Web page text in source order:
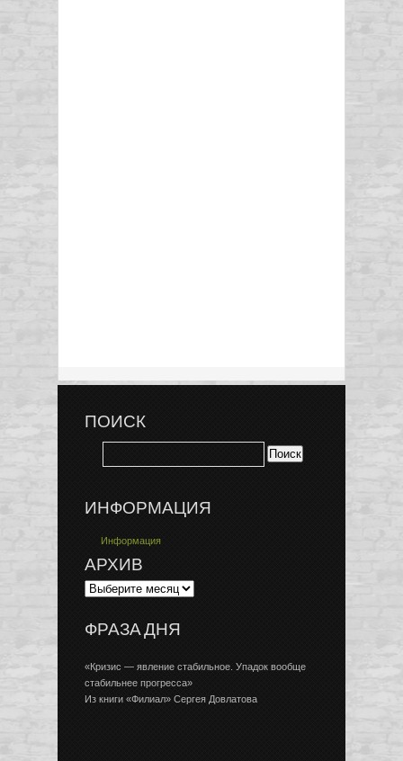
ПОИСК
ИНФОРМАЦИЯ
Информация
АРХИВ
ФРАЗА ДНЯ
«Кризис — явление стабильное. Упадок вообще
стабильнее прогресса»
Из книги «Филиал» Сергея Довлатова